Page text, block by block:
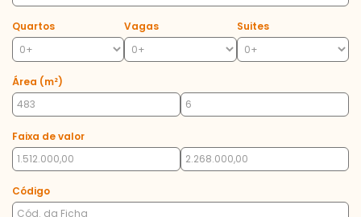
Quartos Vagas Suites
Área (m²)
Faixa de valor
Código